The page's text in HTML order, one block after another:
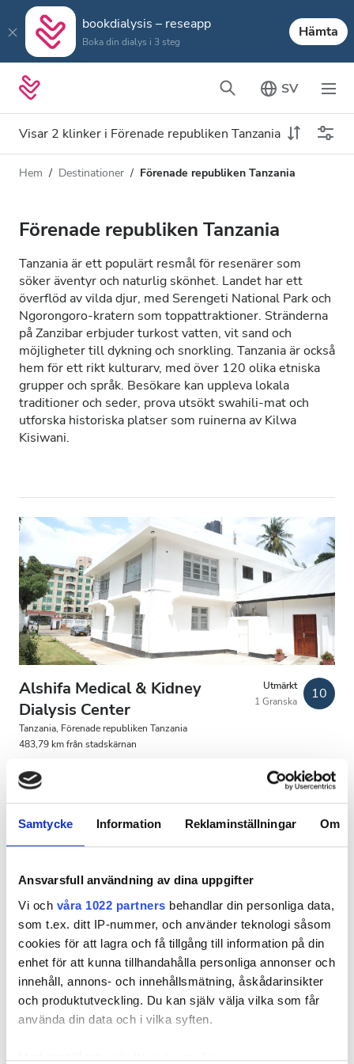
Samtycke Information Reklaminställningar Om
Ansvarsfull användning av dina uppgifter
Vi och våra 1022 partners behandlar din personliga data,
som t.ex. ditt IP-nummer, och använder teknologi såsom
cookies för att lagra och få tillgång till information på din
enhet för att kunna tillhandahålla personliga annonser och
innehåll, annons- och innehållsmätning, åskådarinsikter
och produktutveckling. Du kan själv välja vilka som får
använda din data och i vilka syften.
Med din tillåtelse skulle vi även vilja:
bookdialysis – reseapp
Boka din dialys i 3 steg
Hämta
SV
Visar 2 klinker i Förenade republiken Tanzania
Dialystyp
Alla dialyser
Redigera HDF-dialys
Acceptera
Patienter med HIV
Patienter med hepatit B
Patienter med hepatit C
GHIC
Lokaler
Förfriskningar
Gratis WiFi
TV-skärmar
Gratis överföring
Gratis parkering
Pris
0-100 EUR
100-200 EUR
200-300 EUR
mer än 300 EUR
Pass
Morgon
Avstånd
Pris
Hem Destinationer Förenade republiken Tanzania
Förenade republiken Tanzania
Tanzania är ett populärt resmål för resenärer som
söker äventyr och naturlig skönhet. Landet har ett
överflöd av vilda djur, med Serengeti National Park och
Ngorongoro-kratern som toppattraktioner. Stränderna
på Zanzibar erbjuder turkost vatten, vit sand och
möjligheter till dykning och snorkling. Tanzania är också
hem för ett rikt kulturarv, med över 120 olika etniska
grupper och språk. Besökare kan uppleva lokala
traditioner och seder, prova utsökt swahili-mat och
utforska historiska platser som ruinerna av Kilwa
Kisiwani.
Alshifa Medical & Kidney
Dialysis Center
Tanzania, Förenade republiken Tanzania
483,79 km från stadskärnan
Utmärkt
1 Granska
10
Per behandlingen
HD-dialys 150 €
HDF-dialys 150 €